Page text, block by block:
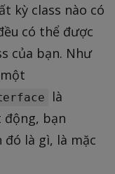
kỳ class nào có
có thể được
của bạn. Như
là
động, bạn
là gì, là mặc